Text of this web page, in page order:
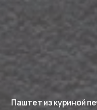
Паштет из куриной